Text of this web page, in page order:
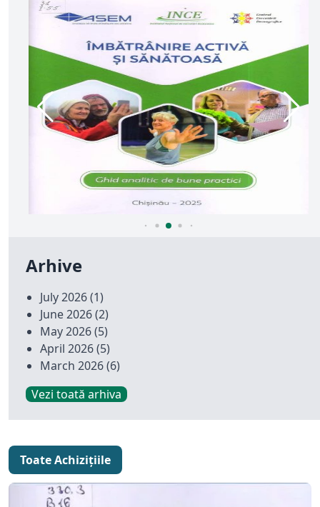
Arhive
July 2026(1)
June 2026(2)
May 2026(5)
April 2026(5)
March 2026(6)
Vezi toată arhiva
Toate Achizițiile